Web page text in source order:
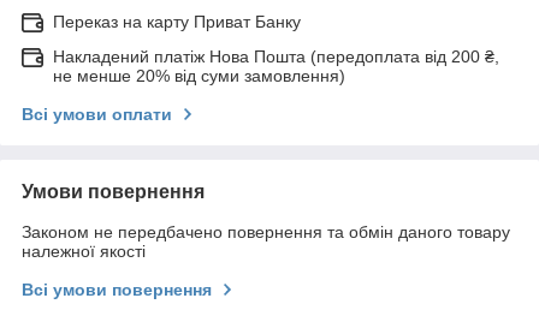
Переказ на карту Приват Банку
Накладений платіж Нова Пошта (передоплата від 200 ₴,
не менше 20% від суми замовлення)
Всі умови оплати
Умови повернення
Законом не передбачено повернення та обмін даного товару
належної якості
Всі умови повернення